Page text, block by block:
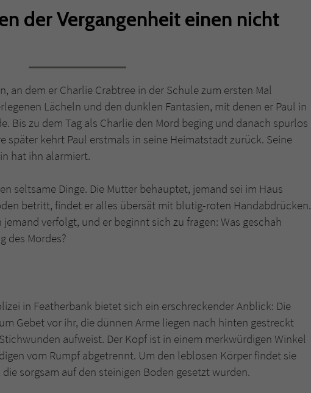
der Vergangenheit einen nicht
an dem er Charlie Crabtree in der Schule zum ersten Mal
Lächeln und den dunklen Fantasien, mit denen er Paul in
Bis zu dem Tag als Charlie den Mord beging und danach spurlos
später kehrt Paul erstmals in seine Heimatstadt zurück. Seine
hat ihn alarmiert.
seltsame Dinge. Die Mutter behauptet, jemand sei im Haus
betritt, findet er alles übersät mit blutig-roten Handabdrücken.
verfolgt, und er beginnt sich zu fragen: Was geschah
des Mordes?
in Featherbank bietet sich ein erschreckender Anblick: Die
Gebet vor ihr, die dünnen Arme liegen nach hinten gestreckt
aufweist. Der Kopf ist in einem merkwürdigen Winkel
vom Rumpf abgetrennt. Um den leblosen Körper findet sie
sorgsam auf den steinigen Boden gesetzt wurden.
Name tx_pwcomments_ahash
Laufzeit 1 Jahr
Zweck Cookie für Kommentare einzelner Buchtitel
Name
Laufzeit Session